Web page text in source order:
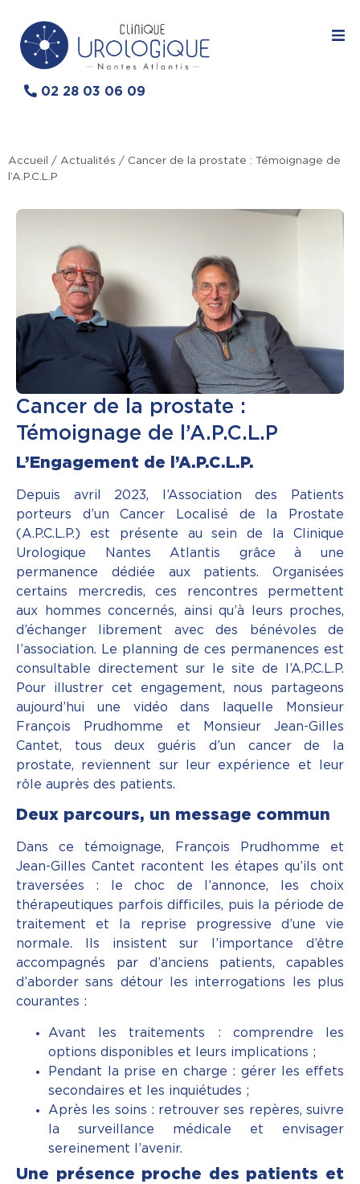
02 28 03 06 09
Accueil / Actualités / Cancer de la prostate : Témoignage de
l’A.P.C.L.P
Cancer de la prostate :
Témoignage de l’A.P.C.L.P
L’Engagement de l’A.P.C.L.P.
Depuis avril 2023, l’Association des Patients
porteurs d’un Cancer Localisé de la Prostate
(A.P.C.L.P.) est présente au sein de la Clinique
Urologique Nantes Atlantis grâce à une
permanence dédiée aux patients. Organisées
certains mercredis, ces rencontres permettent
aux hommes concernés, ainsi qu’à leurs proches,
d’échanger librement avec des bénévoles de
l’association. Le planning de ces permanences est
consultable directement sur le site de l’A.P.C.L.P.
Pour illustrer cet engagement, nous partageons
aujourd’hui une vidéo dans laquelle Monsieur
François Prudhomme et Monsieur Jean-Gilles
Cantet, tous deux guéris d’un cancer de la
prostate, reviennent sur leur expérience et leur
rôle auprès des patients.
Deux parcours, un message commun
Dans ce témoignage, François Prudhomme et
Jean-Gilles Cantet racontent les étapes qu’ils ont
traversées : le choc de l’annonce, les choix
thérapeutiques parfois difficiles, puis la période de
traitement et la reprise progressive d’une vie
normale. Ils insistent sur l’importance d’être
accompagnés par d’anciens patients, capables
d’aborder sans détour les interrogations les plus
courantes :
Avant les traitements : comprendre les
options disponibles et leurs implications ;
Pendant la prise en charge : gérer les effets
secondaires et les inquiétudes ;
Après les soins : retrouver ses repères, suivre
la surveillance médicale et envisager
sereinement l’avenir.
Une présence proche des patients et